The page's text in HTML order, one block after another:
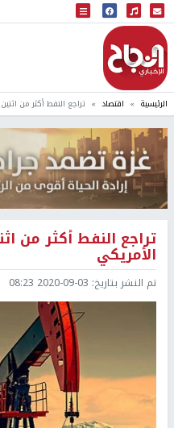
البث المباشر
إذاعة النجاح
الرئيسية اقتصاد تراجع النفط أكثر من
تراجع النفط أكثر من
الأمريكي
تم النشر بتاريخ: 2020-09-03 08:23